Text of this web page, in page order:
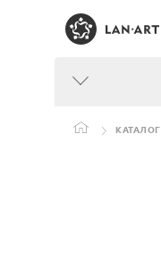
КАТАЛОГ